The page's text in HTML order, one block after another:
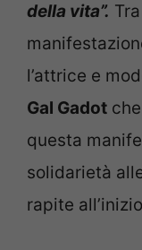
della vita”.
l’attrice e
Gal Gadot
questa
solidarietà
rapite